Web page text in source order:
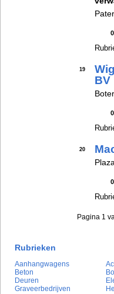
19
BV
20
Pagina 1
Rubrieken
Aanhangwagens
Beton
Deuren
Graveerbedrijven